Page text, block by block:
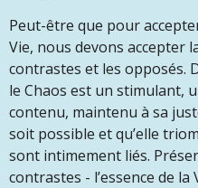
Peut-être que pour
Vie, nous devons accepter
contrastes et les opposés.
le Chaos est un stimulant,
contenu, maintenu à sa
soit possible et qu’elle
sont intimement liés.
contrastes - l’essence de